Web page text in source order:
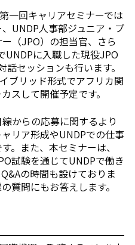
一回キャリアセミナーでは
UNDP人事部ジュニア・プ
（JPO）の担当官、さら
UNDPに入職した現役JPO
セッションも行います。
ブリッド形式でアフリカ関
スして開催予定です。
からの応募に関するより
リア形成やUNDPでの仕事
。また、本セミナーは、
試験を通じてUNDPで働き
の時間も設けておりま
質問にもお答えします。